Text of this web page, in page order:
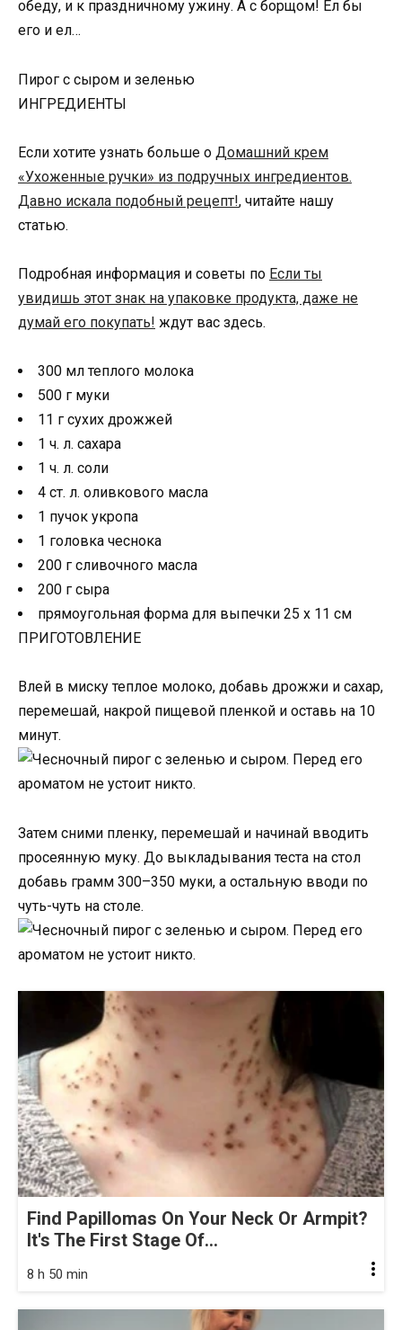
обеду, и к праздничному ужину. А с борщом! Ел бы
его и ел…
Пирог с сыром и зеленью
ИНГРЕДИЕНТЫ
Если хотите узнать больше о Домашний крем
«Ухоженные ручки» из подручных ингредиентов.
Давно искала подобный рецепт!, читайте нашу
статью.
Подробная информация и советы по Если ты
увидишь этот знак на упаковке продукта, даже не
думай его покупать! ждут вас здесь.
300 мл теплого молока
500 г муки
11 г сухих дрожжей
1 ч. л. сахара
1 ч. л. соли
4 ст. л. оливкового масла
1 пучок укропа
1 головка чеснока
200 г сливочного масла
200 г сыра
прямоугольная форма для выпечки 25 х 11 см
ПРИГОТОВЛЕНИЕ
Влей в миску теплое молоко, добавь дрожжи и сахар,
перемешай, накрой пищевой пленкой и оставь на 10
минут.
Затем сними пленку, перемешай и начинай вводить
просеянную муку. До выкладывания теста на стол
добавь грамм 300–350 муки, а остальную вводи по
чуть-чуть на столе.
Find Papillomas On Your Neck Or Armpit?
It's The First Stage Of...
8 h 50 min